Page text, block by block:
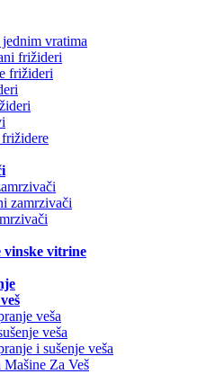
vratima
frižideri
frižideri
zamrzivači
vinske vitrine
veša
veša
i sušenje veša
Mašine Za Veš